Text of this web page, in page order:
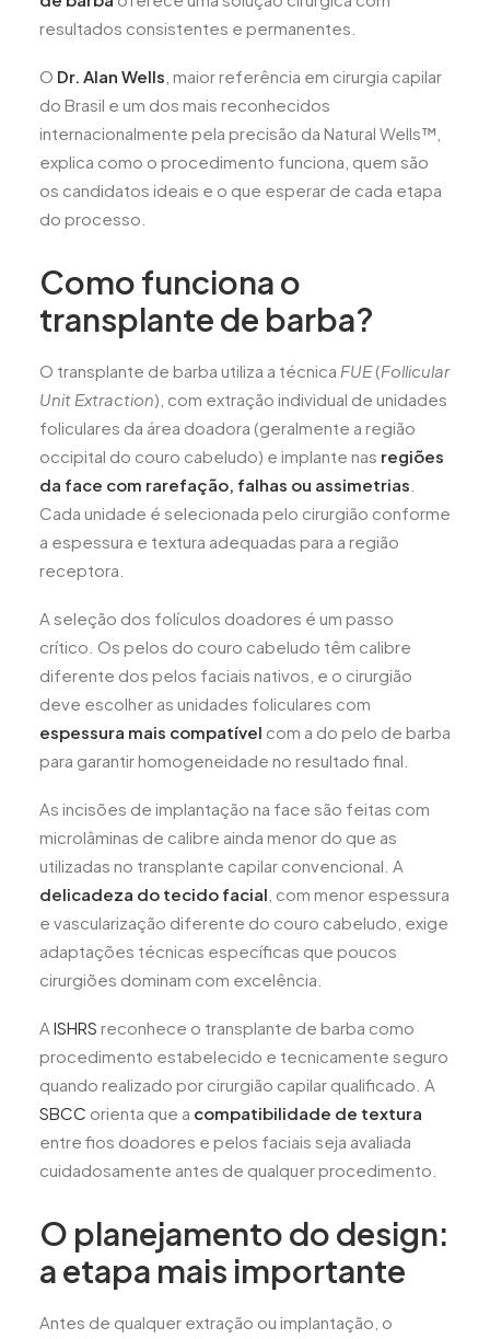
resultados consistentes e permanentes.
O Dr. Alan Wells , maior referência em cirurgia capilar
do Brasil e um dos mais reconhecidos
internacionalmente pela precisão da Natural Wells™,
explica como o procedimento funciona, quem são
os candidatos ideais e o que esperar de cada etapa
do processo.
Como funciona o
transplante de barba?
O transplante de barba utiliza a técnica FUE(Follicular
Unit Extraction), com extração individual de unidades
foliculares da área doadora (geralmente a região
occipital do couro cabeludo) e implante nas regiões
da face com rarefação, falhas ou assimetrias
Cada unidade é selecionada pelo cirurgião conforme
a espessura e textura adequadas para a região
receptora.
A seleção dos folículos doadores é um passo
crítico. Os pelos do couro cabeludo têm calibre
diferente dos pelos faciais nativos, e o cirurgião
deve escolher as unidades foliculares com
espessura mais compatível com a do pelo de barba
para garantir homogeneidade no resultado final.
As incisões de implantação na face são feitas com
microlâminas de calibre ainda menor do que as
utilizadas no transplante capilar convencional. A
delicadeza do tecido facial , com menor espessura
e vascularização diferente do couro cabeludo, exige
adaptações técnicas específicas que poucos
cirurgiões dominam com excelência.
A ISHRS reconhece o transplante de barba como
procedimento estabelecido e tecnicamente seguro
quando realizado por cirurgião capilar qualificado. A
SBCC orienta que a compatibilidade de textura
entre fios doadores e pelos faciais seja avaliada
cuidadosamente antes de qualquer procedimento.
O planejamento do design:
a etapa mais importante
Antes de qualquer extração ou implantação, o